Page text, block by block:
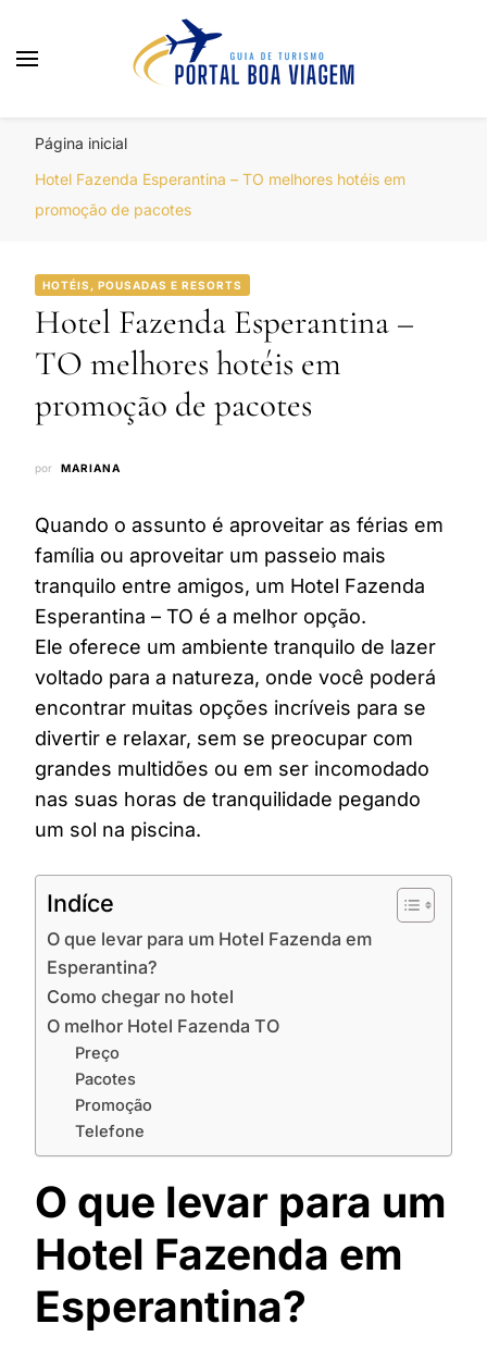
Página inicial
Hotel Fazenda Esperantina – TO melhores hotéis em
promoção de pacotes
HOTÉIS, POUSADAS E RESORTS
Hotel Fazenda Esperantina –
TO melhores hotéis em
promoção de pacotes
por MARIANA
Quando o assunto é aproveitar as férias em
família ou aproveitar um passeio mais
tranquilo entre amigos, um Hotel Fazenda
Esperantina – TO é a melhor opção.
Ele oferece um ambiente tranquilo de lazer
voltado para a natureza, onde você poderá
encontrar muitas opções incríveis para se
divertir e relaxar, sem se preocupar com
grandes multidões ou em ser incomodado
nas suas horas de tranquilidade pegando
um sol na piscina.
Indíce
O que levar para um Hotel Fazenda em
Esperantina?
Como chegar no hotel
O melhor Hotel Fazenda TO
Preço
Pacotes
Promoção
Telefone
O que levar para um
Hotel Fazenda em
Esperantina?